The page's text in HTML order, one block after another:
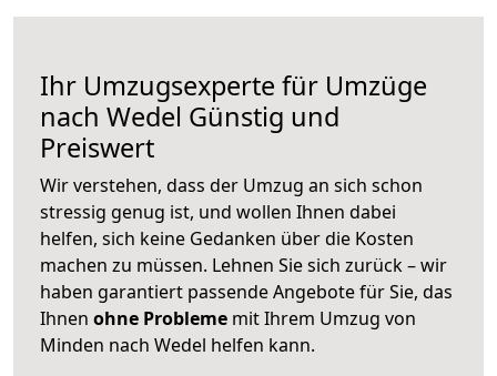
Ihr Umzugsexperte für Umzüge
nach Wedel Günstig und
Preiswert
Wir verstehen, dass der Umzug an sich schon
stressig genug ist, und wollen Ihnen dabei
helfen, sich keine Gedanken über die Kosten
machen zu müssen. Lehnen Sie sich zurück – wir
haben garantiert passende Angebote für Sie, das
Ihnen ohne Probleme mit Ihrem Umzug von
Minden nach Wedel helfen kann.